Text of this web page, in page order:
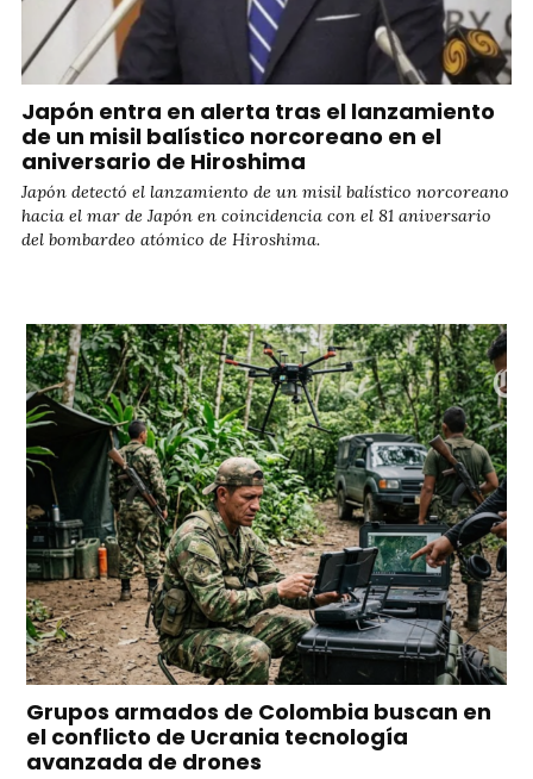
Japón entra en alerta tras el lanzamiento
de un misil balístico norcoreano en el
aniversario de Hiroshima
Japón detectó el lanzamiento de un misil balístico norcoreano
hacia el mar de Japón en coincidencia con el 81 aniversario
del bombardeo atómico de Hiroshima.
Grupos armados de Colombia buscan en
el conflicto de Ucrania tecnología
avanzada de drones